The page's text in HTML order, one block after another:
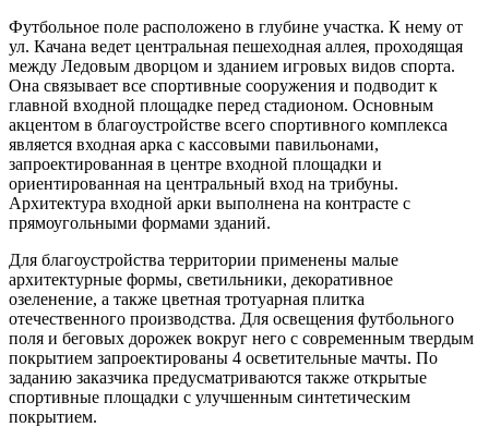
Футбольное поле расположено в глубине участка. К нему от
ул. Качана ведет центральная пешеходная аллея, проходящая
между Ледовым дворцом и зданием игровых видов спорта.
Она связывает все спортивные сооружения и подводит к
главной входной площадке перед стадионом. Основным
акцентом в благоустройстве всего спортивного комплекса
является входная арка с кассовыми павильонами,
запроектированная в центре входной площадки и
ориентированная на центральный вход на трибуны.
Архитектура входной арки выполнена на контрасте с
прямоугольными формами зданий.
Для благоустройства территории применены малые
архитектурные формы, светильники, декоративное
озеленение, а также цветная тротуарная плитка
отечественного производства. Для освещения футбольного
поля и беговых дорожек вокруг него с современным твердым
покрытием запроектированы 4 осветительные мачты. По
заданию заказчика предусматриваются также открытые
спортивные площадки с улучшенным синтетическим
покрытием.